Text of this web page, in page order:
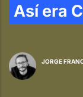
Así era
JORGE